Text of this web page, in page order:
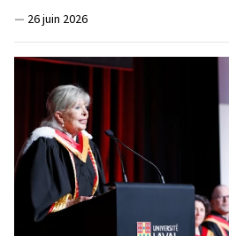
— 26 juin 2026